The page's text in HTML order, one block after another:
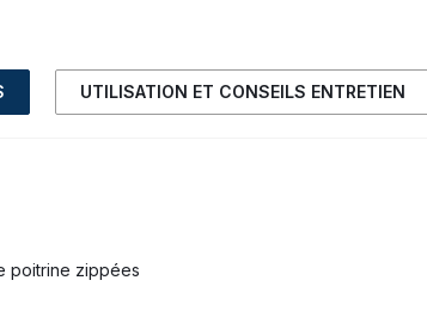
UTILISATION ET CONSEILS ENTRETIEN
poitrine zippées